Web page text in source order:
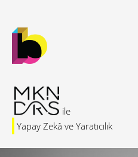
Yapay Zekâ ve Yaratıcılık